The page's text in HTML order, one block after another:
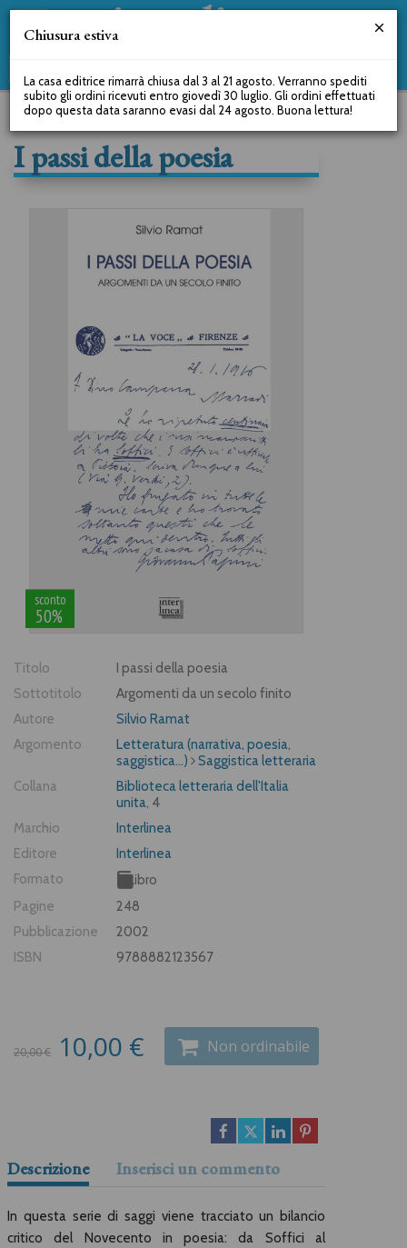
I passi della poesia
sconto
50%
Titolo
I passi della poesia
Sottotitolo
Argomenti da un secolo finito
Autore
Silvio Ramat
Argomento
Letteratura (narrativa, poesia,
saggistica...)
Saggistica letteraria
Collana
Biblioteca letteraria dell'Italia
unita, 4
Marchio
Interlinea
Editore
Interlinea
Formato
Libro
Pagine
248
Pubblicazione
2002
ISBN
9788882123567
20,00 € 10,00 € Non ordinabile
Descrizione Inserisci un commento
In questa serie di saggi viene tracciato un bilancio
critico del Novecento in poesia: da Soffici al
Chiusura estiva
La casa editrice rimarrà chiusa dal 3 al 21 agosto. Verranno spediti
subito gli ordini ricevuti entro giovedì 30 luglio. Gli ordini effettuati
dopo questa data saranno evasi dal 24 agosto. Buona lettura!